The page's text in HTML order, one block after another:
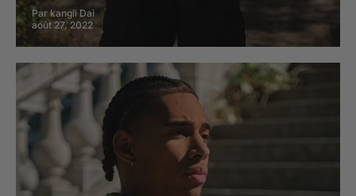
Par kangli Dai
août 27, 2022